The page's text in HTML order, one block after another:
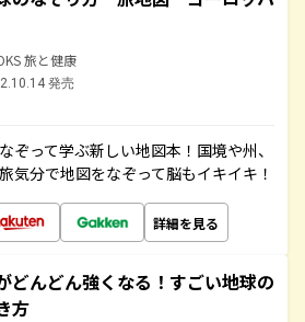
旅と健康
発売
ぞって学ぶ新しい地図本！国境や州、
気分で地図をなぞって脳もイキイキ！
詳細を見る
どんどん強くなる！すごい地球の
方